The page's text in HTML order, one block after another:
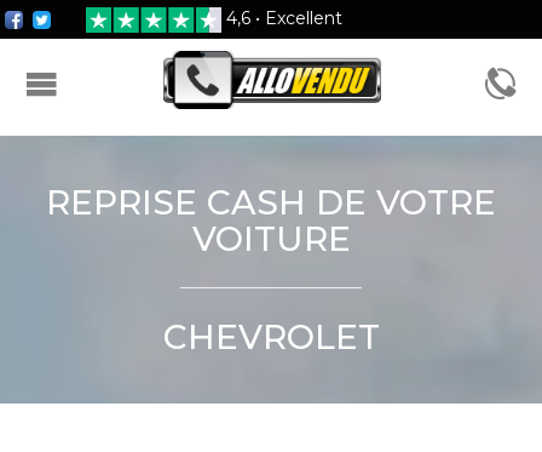
4,6 • Excellent
REPRISE CASH DE VOTRE
VOITURE
CHEVROLET